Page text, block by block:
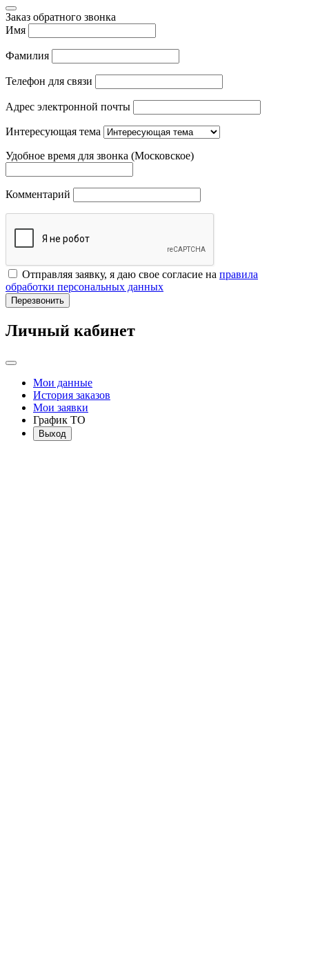
Заказ обратного звонка
Имя
Фамилия
Телефон для связи
Адрес электронной почты
Интересующая тема
Удобное время для звонка (Московское)
Комментарий
Отправляя заявку, я даю свое согласие на правила
обработки персональных данных
Перезвонить
Личный кабинет
Мои данные
История заказов
Мои заявки
График ТО
Выход